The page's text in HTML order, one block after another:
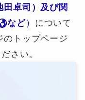
卓司）及び関
など） について
のトップページ
さい。